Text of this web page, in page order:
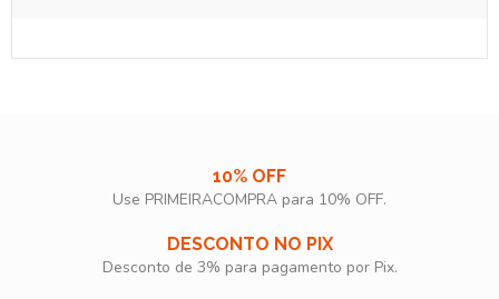
10% OFF
Use PRIMEIRACOMPRA para 10% OFF.​
DESCONTO NO PIX
Desconto de 3% para pagamento por Pix.